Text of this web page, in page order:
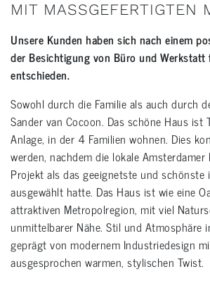
MIT MASSGEFERTIGTEN
Unsere Kunden haben sich nach einem
der Besichtigung von Büro und Werkstatt
entschieden.
Sowohl durch die Familie als auch durch
Sander van Cocoon. Das schöne Haus ist
Anlage, in der 4 Familien wohnen. Dies
werden, nachdem die lokale Amsterdamer
Projekt als das geeignetste und schönste
ausgewählt hatte. Das Haus ist wie eine
attraktiven Metropolregion, mit viel
unmittelbarer Nähe. Stil und Atmosphäre
geprägt von modernem Industriedesign
ausgesprochen warmen, stylischen Twist.